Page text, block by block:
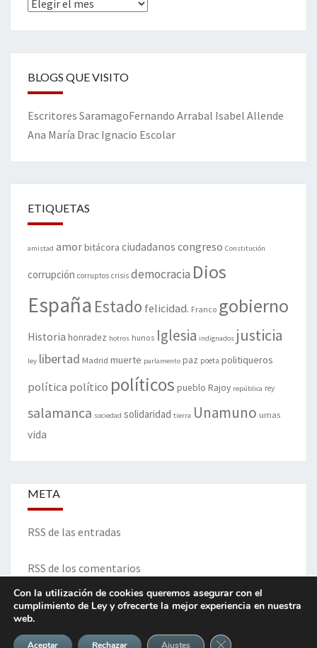
Archivos
BLOGS QUE VISITO
Escritores SaramagoFernando Arrabal Isabel Allende
Ana María Drac Ignacio Escolar
ETIQUETAS
amistad amorbitácora ciudadanos congreso Constitución
corrupción corruptos crisis democracia Dios
España Estado felicidad. Franco gobierno
Historia honradez hotros hunos Iglesia indignados justicia
ley libertad Madrid muerte parlamento paz poeta politiqueros
política político políticos pueblo Rajoy república rey
salamanca sociedad solidaridad tierra Unamuno urnas
vida
META
RSS de las entradas
RSS de los comentarios
ITINERARIO DE VIDA Y OPINIONES - Francisco Blanco Prieto
Con la utilización de cookies queremos asegurar con el
cumplimiento de Ley y ofrecerte la mejor experiencia en nuestra
web.
Aceptar Rechazar Ajustes Cerrar el banner de